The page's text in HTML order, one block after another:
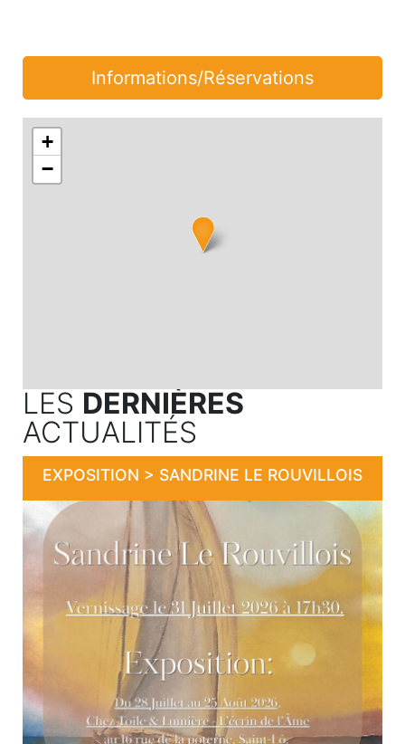
Informations/Réservations
+
−
LES DERNIÈRES
ACTUALITÉS
EXPOSITION > SANDRINE LE ROUVILLOIS